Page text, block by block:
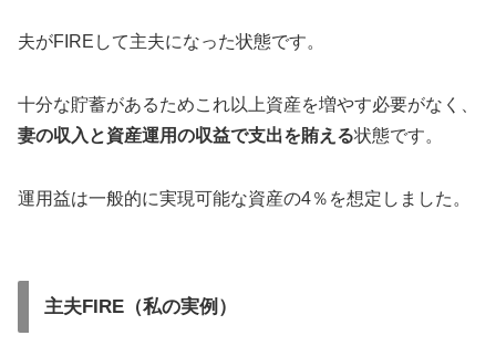
夫がFIREして主夫になった状態です。
十分な貯蓄があるためこれ以上資産を増やす必要がなく、
妻の収入と資産運用の収益で支出を賄える状態です。
運用益は一般的に実現可能な資産の4％を想定しました。
主夫FIRE（私の実例）